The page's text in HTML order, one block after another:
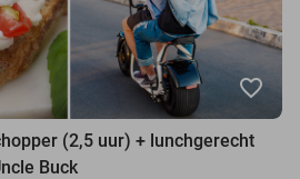
favorite_border
(2,5 uur) + lunchgerecht
Buck